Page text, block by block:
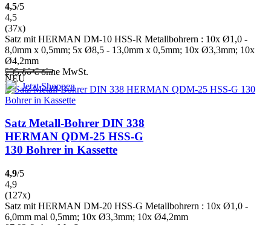
4,5/5
4,5
(37x)
Satz mit HERMAN DM-10 HSS-R Metallbohrern : 10x Ø1,0 -
8,0mm x 0,5mm; 5x Ø8,5 - 13,0mm x 0,5mm; 10x Ø3,3mm; 10x
Ø4,2mm
233,00€ohne MwSt.
Jetzt Shoppen
NEU
Satz Metall-Bohrer DIN 338
HERMAN QDM-25 HSS-G
130 Bohrer in Kassette
4,9/5
4,9
(127x)
Satz mit HERMAN DM-20 HSS-G Metallbohrern : 10x Ø1,0 -
6,0mm mal 0,5mm; 10x Ø3,3mm; 10x Ø4,2mm